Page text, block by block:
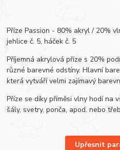
Příze Passion - 80% akryl / 20%
jehlice č. 5, háček č. 5
Příjemná akrylová příze s 20%
různé barevné odstíny. Hlavní
která vytváří velmi zajímavý
Příze se díky příměsi vlny hodí na
šály, svetry, ponča, apod. nebo
Upřesnit